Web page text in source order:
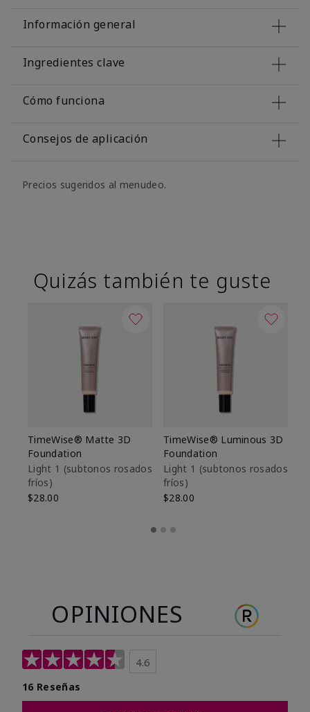
Información general
Ingredientes clave
Cómo funciona
Consejos de aplicación
Precios sugeridos al menudeo.
Quizás también te guste
TimeWise® Matte 3D
Foundation
Light 1​ (subtonos rosados
fríos)
$28.00
TimeWise® Luminous 3D
Foundation
Light 1​ (subtonos rosados
fríos)
$28.00
OPINIONES
4.6
16 Reseñas